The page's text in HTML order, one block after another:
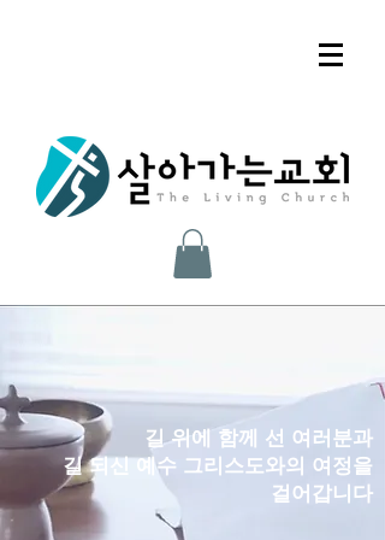
길 위에 함께 선 여러분과
길 되신 예수 그리스도와의 여정을
​걸어갑니다